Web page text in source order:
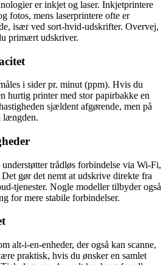
er inkjet og laser. Inkjetprintere
fotos, mens laserprintere ofte er
især ved sort-hvid-udskrifter. Overvej,
primært udskriver.
i sider pr. minut (ppm). Hvis du
hurtig printer med stor papirbakke en
sjældent afgørende, men på
længden.
trådløs forbindelse via Wi-Fi,
gør det nemt at udskrive direkte fra
tjenester. Nogle modeller tilbyder også
for mere stabile forbindelser.
alt-i-en-enheder, der også kan scanne,
praktisk, hvis du ønsker en samlet